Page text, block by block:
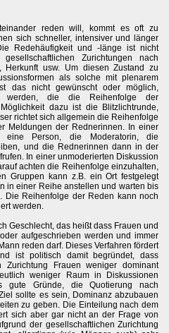
reden will, kommt es oft zu
sich schneller, intensiver und länger
Redehäufigkeit und -länge ist nicht
Zurichtungen nach
Herkunft usw. Um diesen Zustand zu
als solche mit plenarem
das nicht gewünscht oder möglich,
werden, die die Reihenfolge der
dazu ist die Blitzlichtrunde,
richtet sich allgemein die Reihenfolge
Meldungen der Rednerinnen. In einer
eine Person, die Moderatorin, die
und die Rednerinnen dann in der
In einer unmoderierten Diskussion
achten die Reihenfolge einzuhalten,
Gruppen kann z.B. ein Ort festgelegt
in einer Reihe anstellen und warten bis
Die Reihenfolge der Reden kann noch
werden.
Geschlecht, das heißt dass Frauen und
aufgeschrieben werden und immer
reden darf. Dieses Verfahren fördert
ist politisch damit begründet, dass
Zurichtung Frauen weniger dominant
weniger Raum in Diskussionen
gute Gründe, die Quotierung nach
sollte es sein, Dominanz abzubauen
zu geben. Die Einteilung nach dem
sich aber gar nicht an der Frage von
der gesellschaftlichen Zurichtung